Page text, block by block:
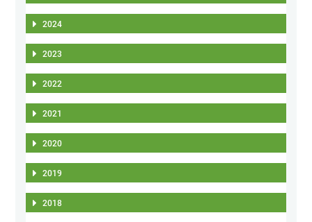
2024
2023
2022
2021
2020
2019
2018